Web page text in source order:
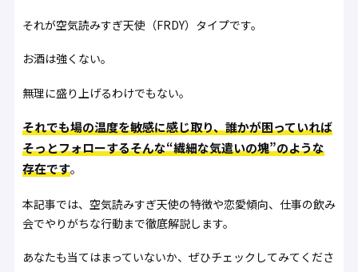
それが空気読みすぎ天使（FRDY）タイプです。
お酒は強くない。
無理に盛り上げるわけでもない。
それでも場の温度を敏感に感じ取り、誰かが困っていれば
そっとフォローする――そんな“繊細な気遣いの塊”のような
存在です。
本記事では、空気読みすぎ天使の特徴や恋愛傾向、仕事の飲み
会でやりがちな行動まで徹底解説します。
あなたも当てはまっていないか、ぜひチェックしてみてくださ